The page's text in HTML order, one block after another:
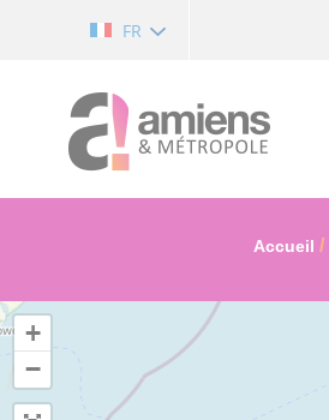
FR
Accueil
+
−